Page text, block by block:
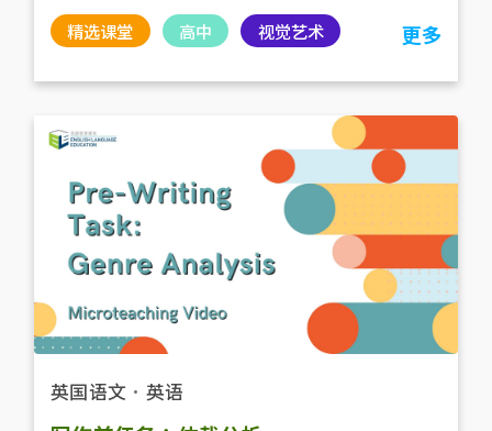
精选课堂 高中 视觉艺术 更多
英国语文 ． 英语